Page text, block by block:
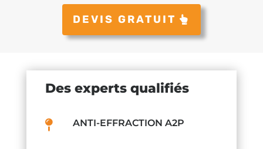
DEVIS GRATUIT
Des experts qualifiés
 ANTI-EFFRACTION A2P